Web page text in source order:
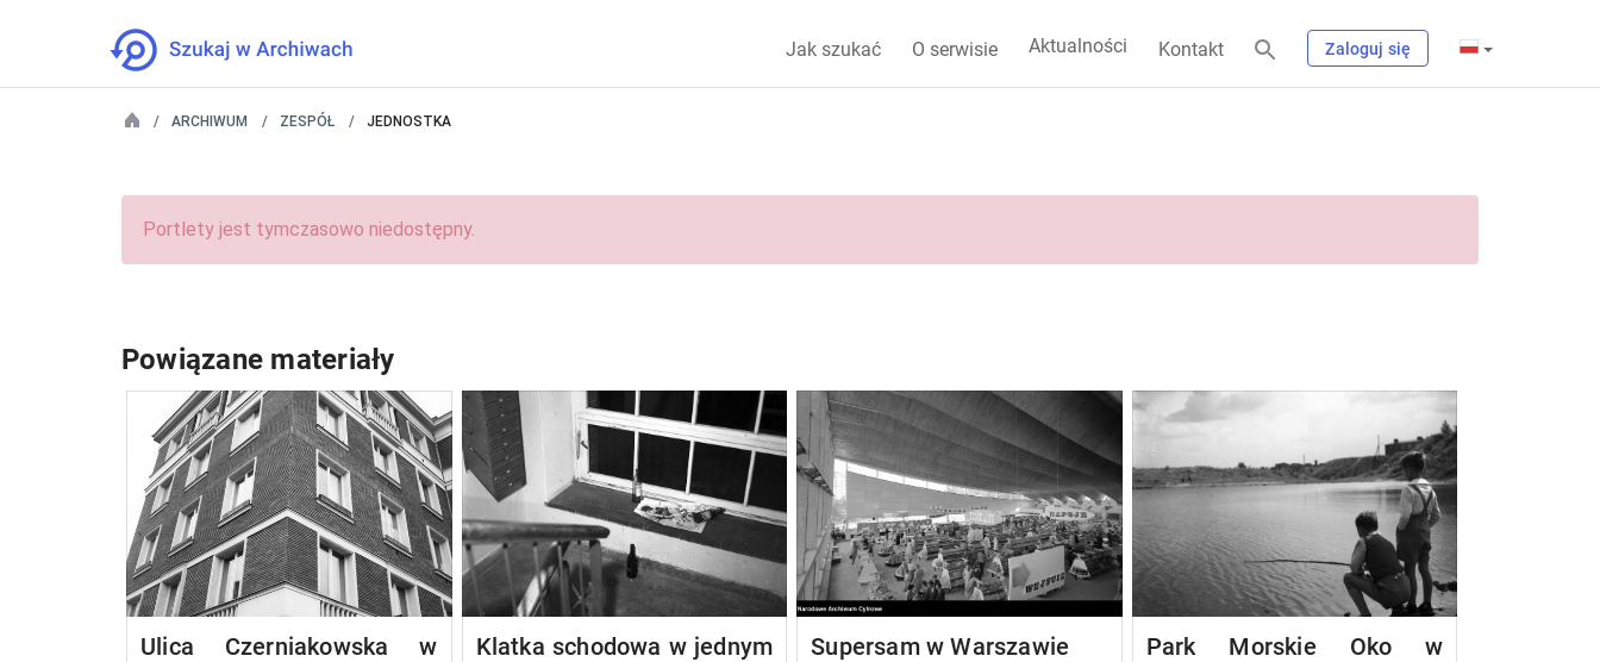
Jak szukać O serwisie Aktualności Kontakt Zaloguj się
ARCHIWUM ZESPÓŁ JEDNOSTKA
Portlety jest tymczasowo niedostępny.
Powiązane materiały
Ulica Czerniakowska w
Klatka schodowa w jednym
Supersam w Warszawie
Park Morskie Oko w